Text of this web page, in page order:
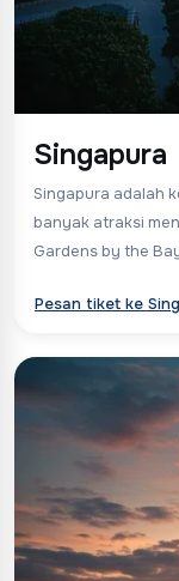
Singapura
Singapura adalah
banyak atraksi
Gardens by the
Pesan tiket ke